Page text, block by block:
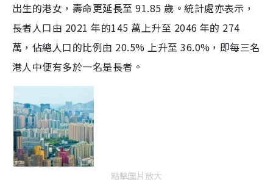
出生的港女，壽命更延長至 91.85 歲。統計處亦表示，
長者人口由 2021 年的145 萬上升至 2046 年的 274
萬，佔總人口的比例由 20.5% 上升至 36.0%，即每三名
港人中便有多於一名是長者。
點擊圖片放大